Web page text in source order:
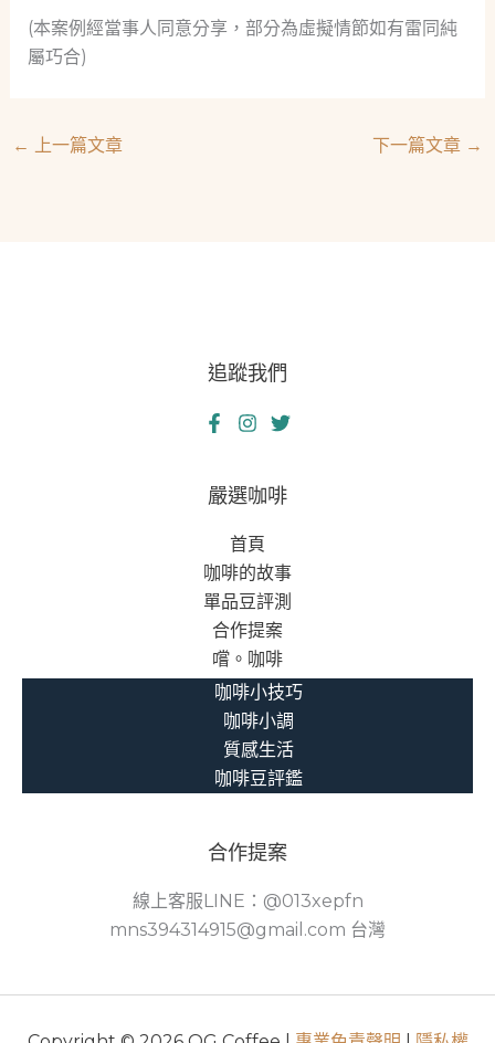
(本案例經當事人同意分享，部分為虛擬情節如有雷同純
屬巧合)
← 上一篇文章 下一篇文章 →
追蹤我們
嚴選咖啡
首頁
咖啡的故事
單品豆評測
合作提案
嚐。咖啡
咖啡小技巧
咖啡小調
質感生活
咖啡豆評鑑
合作提案
線上客服LINE：@013xepfn
mns394314915@gmail.com 台灣